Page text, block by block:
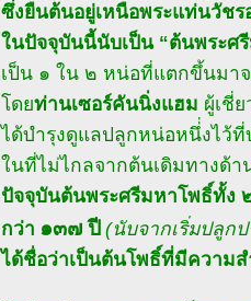
ซึ่งยืนต้นอยู่เหนือพระแท่นวัช
ในปัจจุบันนี้นับเป็น “ต้นพระ
เป็น ๑ ใน ๒ หน่อที่แตกขึ้นมา
โดยท่านเซอร์คันนิ่งแฮม ผู้เชี่
ได้บำรุงดูแลปลูกหน่อหนึ่่งไว้
ในที่ไม่ไกลจากต้นเดิมทางด้
ปัจจุบันต้นพระศรีมหาโพธิ์ทั้ง
กว่า ๑๓๗ ปี (นับจากเริ่มปลูก
ได้ชื่อว่าเป็นต้นโพธิ์ที่มีความ